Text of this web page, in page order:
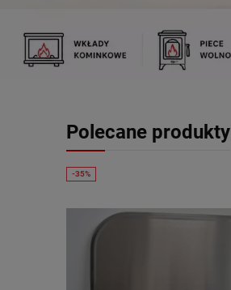
Polecane produkty